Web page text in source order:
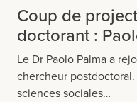
Coup de
doctorant :
Le Dr Paolo Palma a
chercheur
sciences sociales…